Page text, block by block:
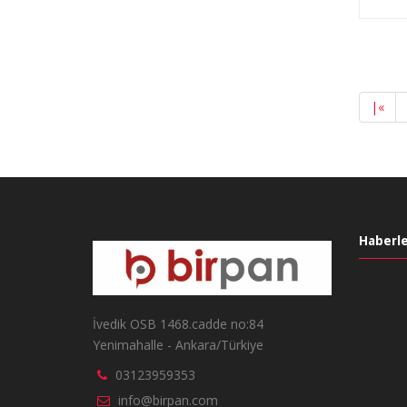
| «
İvedik OSB 1468.cadde no:84
Yenimahalle - Ankara/Türkiye
03123959353
info@birpan.com